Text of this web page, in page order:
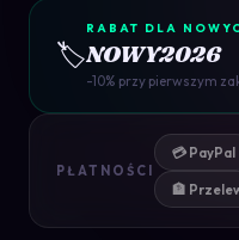
🏷️
RABAT DLA
NOWY2026
-10% przy pierwszym
PŁATNOŚCI
💳 PayPal
🏦